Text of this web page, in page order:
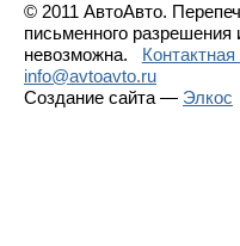
© 2011 АвтоАвто.
письменного разрешения
невозможна.
info@avtoavto.ru
Создание сайта — Элкос